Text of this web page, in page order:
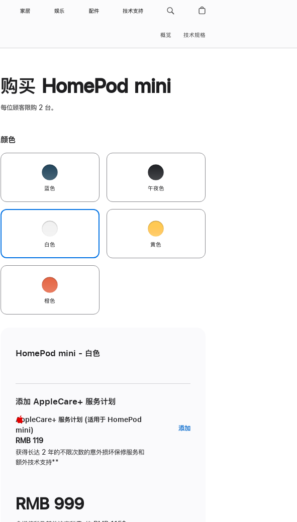
家居 娱乐 配件 技术支持
概览 技术规格
购买 HomePod mini
每位顾客限购 2 台。
颜色
蓝色 午夜色
白色 黄色
橙色
HomePod mini - 白色
添加 AppleCare+ 服务计划
AppleCare+ 服务计划 (适用于 HomePod
mini)
RMB 119
获得长达 2 年的不限次数的意外损坏保修服务和
额外技术支持脚
**
添加AppleCare+
RMB 999